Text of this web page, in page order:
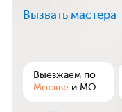
Вызвать мастера
Выезжаем по
Москве и МО